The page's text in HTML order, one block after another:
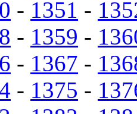
- 1351 -
- 1359 -
- 1367 -
- 1375 -